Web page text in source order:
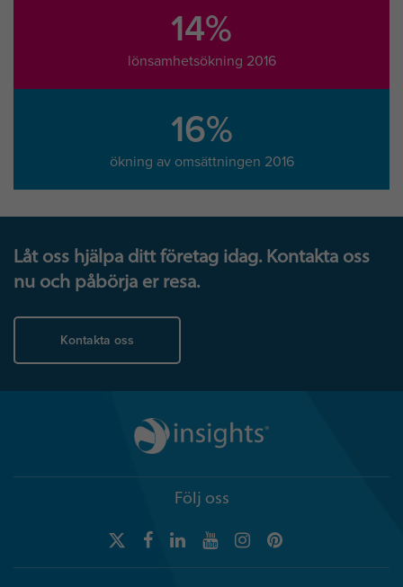
14%
lönsamhetsökning 2016
16%
ökning av omsättningen 2016
Låt oss hjälpa ditt företag idag. Kontakta oss
nu och påbörja er resa.
Kontakta oss
Följ oss